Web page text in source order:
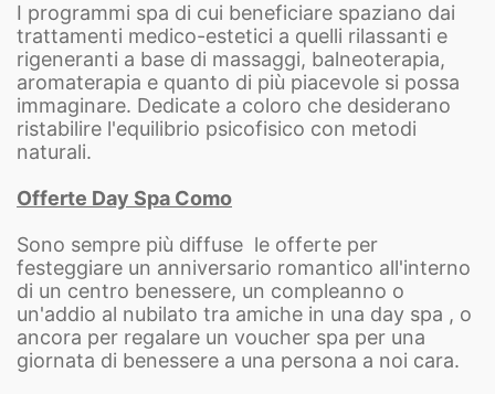
I programmi spa di cui beneficiare spaziano dai
trattamenti medico-estetici a quelli rilassanti e
rigeneranti a base di massaggi, balneoterapia,
aromaterapia e quanto di più piacevole si possa
immaginare. Dedicate a coloro che desiderano
ristabilire l'equilibrio psicofisico con metodi
naturali.
Offerte Day Spa Como
Sono sempre più diffuse le offerte per
festeggiare un anniversario romantico all'interno
di un centro benessere, un compleanno o
un'addio al nubilato tra amiche in una day spa , o
ancora per regalare un voucher spa per una
giornata di benessere a una persona a noi cara.